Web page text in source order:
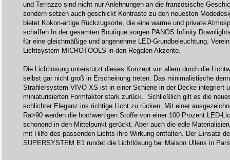
und Terrazzo sind nicht nur Anlehnungen an die französische
sondern setzen auch geschickt Kontraste zu den neuesten
bietet Kokon-artige Rückzugsorte, die eine warme und private
schaffen In der gesamten Boutique sorgen PANOS Infinity
für eine gleichmäßige und angenehme LED-Grundbeleuchtung.
Lichtsystem MICROTOOLS in den Regalen Akzente.
Die Lichtlösung unterstützt dieses Konzept vor allem durch die
selbst gar nicht groß in Erscheinung treten. Das minimalistische
Strahlersystem VIVO XS ist in einer Schiene in der Decke integriert
miniaturisierten Formfaktor stark zurück. Schließlich gilt es die
schlichter Eleganz ins richtige Licht zu rücken. Mit einer
Ra>90 werden die hochwertigen Stoffe von einer 100 Prozent LED-
schonend in den Mittelpunkt gerückt. Aber auch die edle
mit Hilfe des passenden Lichts ihre Wirkung entfalten. Der Einsatz
SUPERSYSTEM E1 rundet die Lichtlösung bei Maison Ullens in